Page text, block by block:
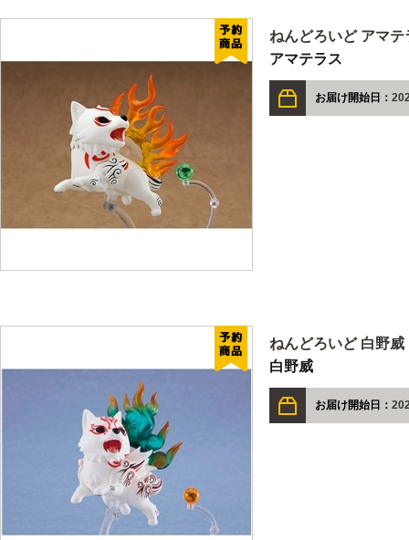
ねんどろいど アマテ
アマテラス
お届け開始日：
ねんどろいど 白野威
白野威
お届け開始日：